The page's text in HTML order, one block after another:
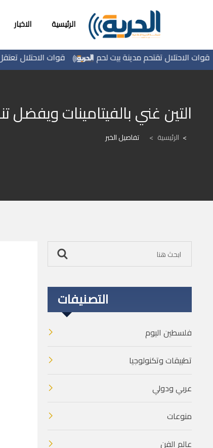
الرئيسية الاخبار
قوات الاحتلال تعتقل الاحتلال تقتحم مدينة بيت لحم
التين غني بالفيتامينات ويفضل
الرئيسية > تفاصيل الخبر
التصنيفات
فلسطين اليوم
تطبيقات وتكنولوجيا
عربي ودولي
منوعات
عالم الفن